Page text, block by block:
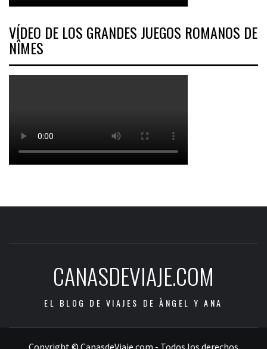
VÍDEO DE LOS GRANDES JUEGOS ROMANOS DE
NÎMES
CANASDEVIAJE.COM
EL BLOG DE VIAJES DE ÀNGEL Y ANA